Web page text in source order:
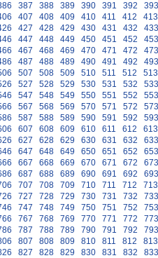
387 388 389 390 391 392 393
407 408 409 410 411 412 413
427 428 429 430 431 432 433
447 448 449 450 451 452 453
467 468 469 470 471 472 473
487 488 489 490 491 492 493
507 508 509 510 511 512 513
527 528 529 530 531 532 533
547 548 549 550 551 552 553
567 568 569 570 571 572 573
587 588 589 590 591 592 593
607 608 609 610 611 612 613
627 628 629 630 631 632 633
647 648 649 650 651 652 653
667 668 669 670 671 672 673
687 688 689 690 691 692 693
707 708 709 710 711 712 713
727 728 729 730 731 732 733
747 748 749 750 751 752 753
767 768 769 770 771 772 773
787 788 789 790 791 792 793
807 808 809 810 811 812 813
827 828 829 830 831 832 833